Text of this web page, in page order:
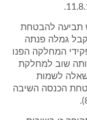
תביעה להבטחת
גמלה פנתה
המחלקה הפנו
שוב למחלקת
11 ש' 5-6). כשנשאלה לשמות
הכנסה השיבה